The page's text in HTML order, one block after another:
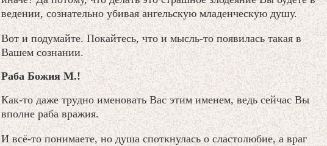
ведении, сознательно убивая ангельскую младенческую душу.
Вот и подумайте. Покайтесь, что и мысль-то появилась такая в
Вашем сознании.
Раба Божия М.!
Как-то даже трудно именовать Вас этим именем, ведь сейчас Вы
вполне раба вражия.
И всё-то понимаете, но душа споткнулась о сластолюбие, а враг